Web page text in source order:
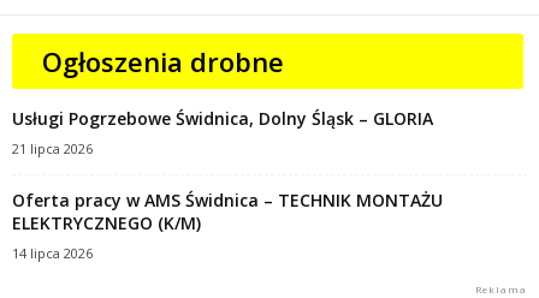
Ogłoszenia drobne
Usługi Pogrzebowe Świdnica, Dolny Śląsk – GLORIA
21 lipca 2026
Oferta pracy w AMS Świdnica – TECHNIK MONTAŻU
ELEKTRYCZNEGO (K/M)
14 lipca 2026